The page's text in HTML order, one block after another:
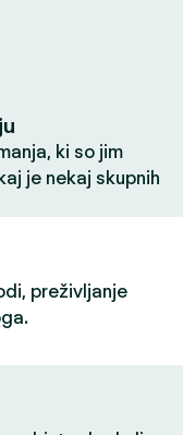
ki so jim
je nekaj skupnih
preživljanje